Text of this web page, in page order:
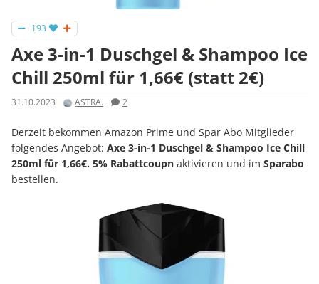
193
Axe 3-in-1 Duschgel & Shampoo Ice
Chill 250ml für 1,66€ (statt 2€)
31.10.2023 ASTRA. 2
Derzeit bekommen Amazon Prime und Spar Abo Mitglieder
folgendes Angebot: Axe 3-in-1 Duschgel & Shampoo Ice Chill
250ml für 1,66€. 5% Rabattcoupn aktivieren und im Sparabo
bestellen.